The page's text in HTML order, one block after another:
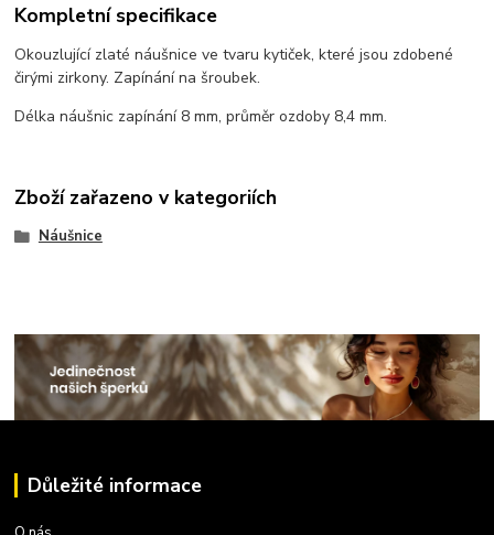
Kompletní specifikace
Okouzlující zlaté náušnice ve tvaru kytiček, které jsou zdobené
čirými zirkony. Zapínání na šroubek.
Délka náušnic zapínání 8 mm, průměr ozdoby 8,4 mm.
Zboží zařazeno v kategoriích
Náušnice
Důležité informace